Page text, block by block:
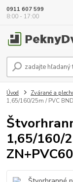
0911 607 599
8:00 - 17:00
Úvod Zvárané a
1,65/160/25m / PVC
1,65/160/